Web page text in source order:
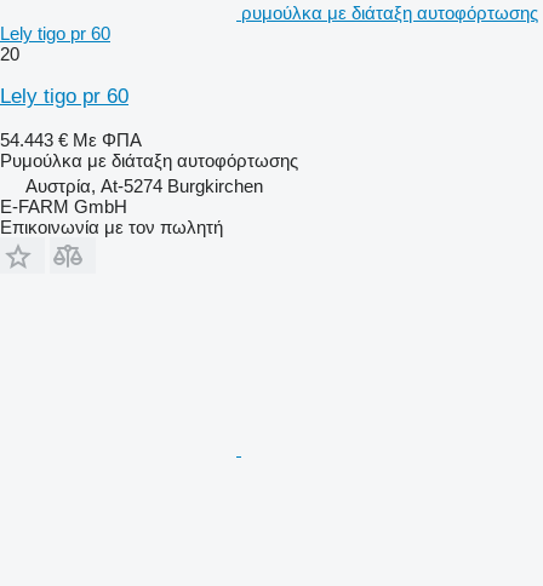
ρυμούλκα με διάταξη αυτοφόρτωσης
Lely tigo pr 60
20
Lely tigo pr 60
54.443 € Με ΦΠΑ
Ρυμούλκα με διάταξη αυτοφόρτωσης
Αυστρία, At-5274 Burgkirchen
E-FARM GmbH
Επικοινωνία με τον πωλητή